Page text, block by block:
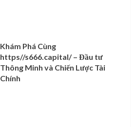
Khám Phá Cùng
https//s666.capital/ – Đầu tư
Thông Minh và Chiến Lược Tài
Chính